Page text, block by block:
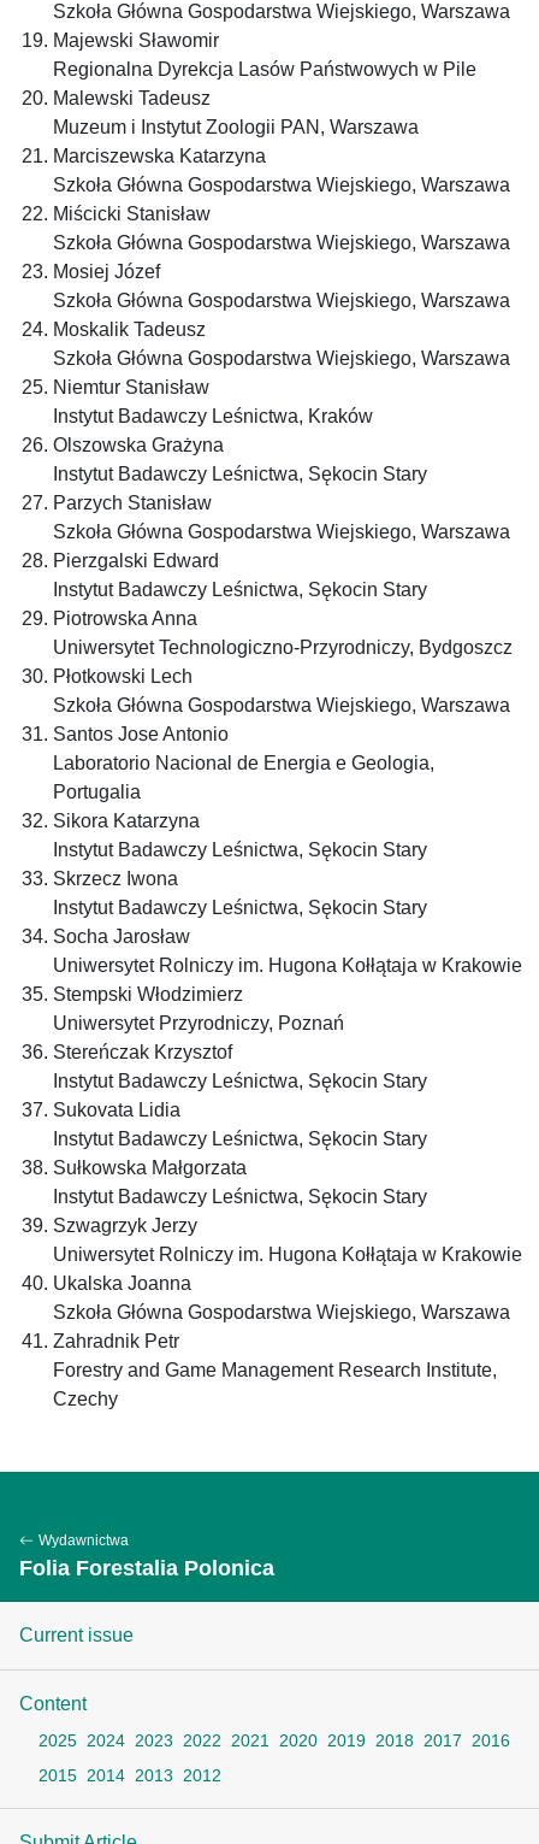
Szkoła Główna Gospodarstwa Wiejskiego, Warszawa
Majewski Sławomir
Regionalna Dyrekcja Lasów Państwowych w Pile
Malewski Tadeusz
Muzeum i Instytut Zoologii PAN, Warszawa
Marciszewska Katarzyna
Szkoła Główna Gospodarstwa Wiejskiego, Warszawa
Miścicki Stanisław
Szkoła Główna Gospodarstwa Wiejskiego, Warszawa
Mosiej Józef
Szkoła Główna Gospodarstwa Wiejskiego, Warszawa
Moskalik Tadeusz
Szkoła Główna Gospodarstwa Wiejskiego, Warszawa
Niemtur Stanisław
Instytut Badawczy Leśnictwa, Kraków
Olszowska Grażyna
Instytut Badawczy Leśnictwa, Sękocin Stary
Parzych Stanisław
Szkoła Główna Gospodarstwa Wiejskiego, Warszawa
Pierzgalski Edward
Instytut Badawczy Leśnictwa, Sękocin Stary
Piotrowska Anna
Uniwersytet Technologiczno-Przyrodniczy, Bydgoszcz
Płotkowski Lech
Szkoła Główna Gospodarstwa Wiejskiego, Warszawa
Santos Jose Antonio
Laboratorio Nacional de Energia e Geologia,
Portugalia
Sikora Katarzyna
Instytut Badawczy Leśnictwa, Sękocin Stary
Skrzecz Iwona
Instytut Badawczy Leśnictwa, Sękocin Stary
Socha Jarosław
Uniwersytet Rolniczy im. Hugona Kołłątaja w Krakowie
Stempski Włodzimierz
Uniwersytet Przyrodniczy, Poznań
Stereńczak Krzysztof
Instytut Badawczy Leśnictwa, Sękocin Stary
Sukovata Lidia
Instytut Badawczy Leśnictwa, Sękocin Stary
Sułkowska Małgorzata
Instytut Badawczy Leśnictwa, Sękocin Stary
Szwagrzyk Jerzy
Uniwersytet Rolniczy im. Hugona Kołłątaja w Krakowie
Ukalska Joanna
Szkoła Główna Gospodarstwa Wiejskiego, Warszawa
Zahradnik Petr
Forestry and Game Management Research Institute,
Czechy
Wydawnictwa
Folia Forestalia Polonica
Current issue
Content
2025 2024 2023 2022 2021 2020 2019 2018 2017
2016
2015 2014 2013 2012